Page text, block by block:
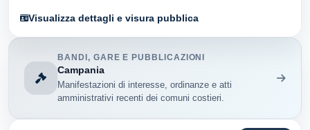
Visualizza dettagli e visura pubblica
BANDI, GARE E PUBBLICAZIONI
Campania
Manifestazioni di interesse, ordinanze e atti
amministrativi recenti dei comuni costieri.